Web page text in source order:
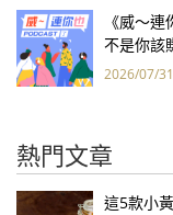
《威～
不是你該
2026/07/31
熱門文章
這5款小